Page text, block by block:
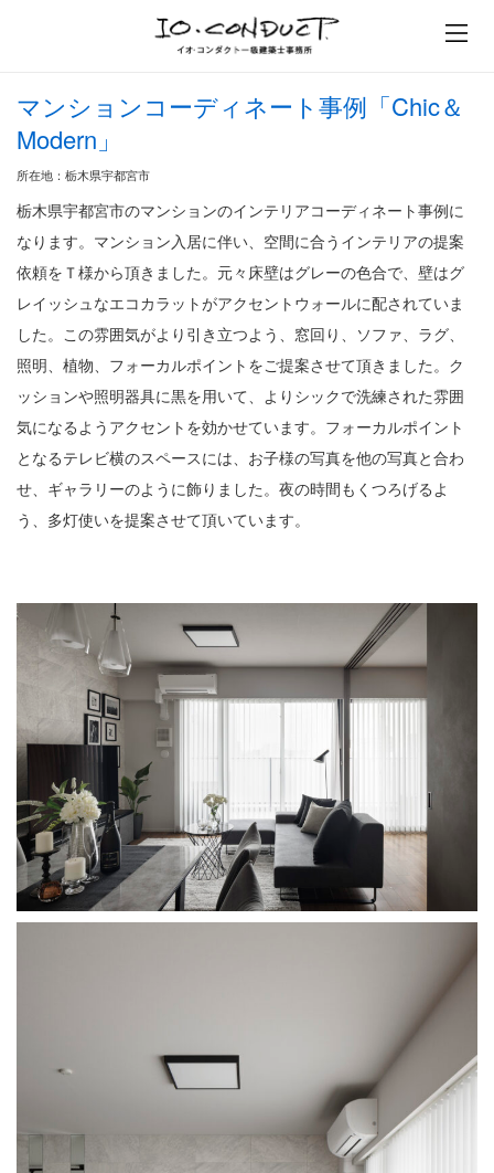
イオ・コンダクト一級建築士
マンションコーディネート事例「Chic＆
Modern」
所在地：栃木県宇都宮市
栃木県宇都宮市のマンションのインテリアコーディネート事例に
なります。マンション入居に伴い、空間に合うインテリアの提案
依頼をＴ様から頂きました。元々床壁はグレーの色合で、壁はグ
レイッシュなエコカラットがアクセントウォールに配されていま
した。この雰囲気がより引き立つよう、窓回り、ソファ、ラグ、
照明、植物、フォーカルポイントをご提案させて頂きました。ク
ッションや照明器具に黒を用いて、よりシックで洗練された雰囲
気になるようアクセントを効かせています。フォーカルポイント
となるテレビ横のスペースには、お子様の写真を他の写真と合わ
せ、ギャラリーのように飾りました。夜の時間もくつろげるよ
う、多灯使いを提案させて頂いています。